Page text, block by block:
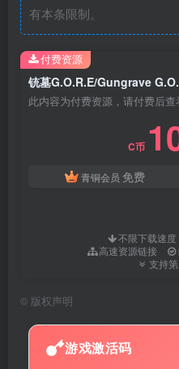
有本条限制。
铳墓G.O.R.E/Gungrave
此内容为付费资源，请付费后查
C币
青铜会员 免费
不限下载速度
高速资源链接
支持
付费资源
© 版权声明
游戏激活码